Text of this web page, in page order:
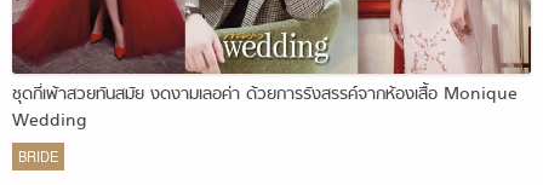
ชุดกี่เพ้าสวยทันสมัย งดงามเลอค่า ด้วยการรังสรรค์จากห้องเสื้อ Monique
Wedding
BRIDE